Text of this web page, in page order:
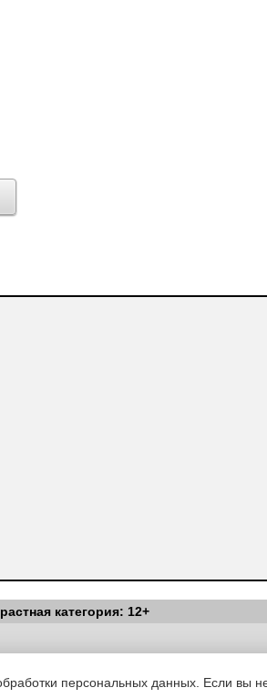
категория: 12+
|Условия|Политика
персональных данных. Если вы